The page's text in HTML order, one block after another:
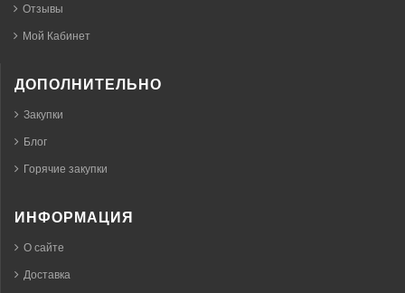
Отзывы
Мой Кабинет
ДОПОЛНИТЕЛЬНО
Закупки
Блог
Горячие закупки
ИНФОРМАЦИЯ
О сайте
Доставка